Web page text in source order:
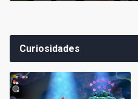
Curiosidades